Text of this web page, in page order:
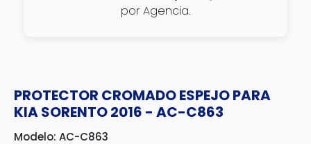
por Agencia.
PROTECTOR CROMADO ESPEJO PARA
KIA SORENTO 2016 - AC-C863
Modelo: AC-C863